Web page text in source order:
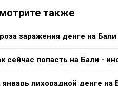
также
заражения денге на
сейчас попасть на Бали -
январь лихорадкой денге на